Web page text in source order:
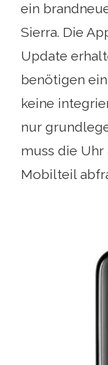
ein
Sierra. Die
Update
benötigen
keine
nur
muss die
Mobilteil